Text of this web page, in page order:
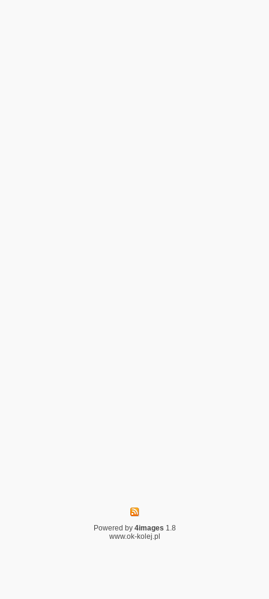
Powered by 4images 1.8
www.ok-kolej.pl